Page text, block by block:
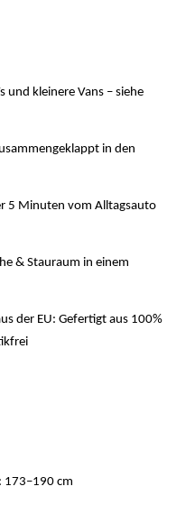
und kleinere Vans – siehe
in den
5 Minuten vom Alltagsauto
& Stauraum in einem
der EU: Gefertigt aus 100%
173–190 cm